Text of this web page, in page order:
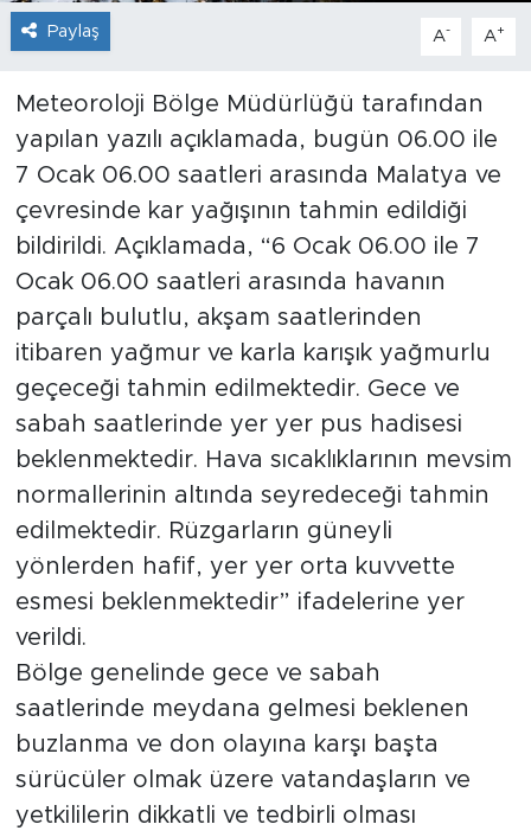
Paylaş A- A+
Meteoroloji Bölge Müdürlüğü tarafından
yapılan yazılı açıklamada, bugün 06.00 ile
7 Ocak 06.00 saatleri arasında Malatya ve
çevresinde kar yağışının tahmin edildiği
bildirildi. Açıklamada, “6 Ocak 06.00 ile 7
Ocak 06.00 saatleri arasında havanın
parçalı bulutlu, akşam saatlerinden
itibaren yağmur ve karla karışık yağmurlu
geçeceği tahmin edilmektedir. Gece ve
sabah saatlerinde yer yer pus hadisesi
beklenmektedir. Hava sıcaklıklarının mevsim
normallerinin altında seyredeceği tahmin
edilmektedir. Rüzgarların güneyli
yönlerden hafif, yer yer orta kuvvette
esmesi beklenmektedir” ifadelerine yer
verildi.
Bölge genelinde gece ve sabah
saatlerinde meydana gelmesi beklenen
buzlanma ve don olayına karşı başta
sürücüler olmak üzere vatandaşların ve
yetkililerin dikkatli ve tedbirli olması
Yeşilyurt
Akçadağ
Doğanyol
Arapgir
Arguvan
Battalgazi
Darende
Doğanşehir
Hekimhan
Kale
Pütürge
Magazin
Sinema
Asayiş